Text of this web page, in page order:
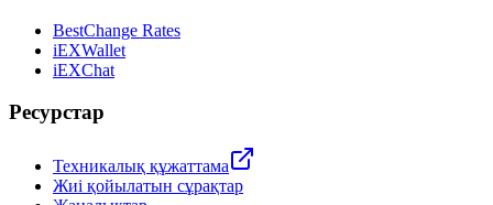
BestChange Rates
iEXWallet
iEXChat
Ресурстар
Техникалық құжаттама
Жиі қойылатын сұрақтар